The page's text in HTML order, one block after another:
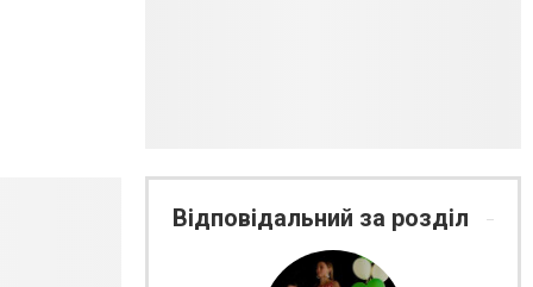
Відповідальний за розділ